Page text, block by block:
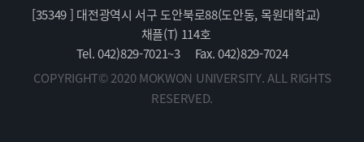
[35349 ] 대전광역시 서구 도안북로88(도안동, 목원대학교)
채플(T) 114호
Tel. 042)829-7021~3
Fax. 042)829-7024
COPYRIGHT© 2020 MOKWON UNIVERSITY. ALL RIGHTS
RESERVED.